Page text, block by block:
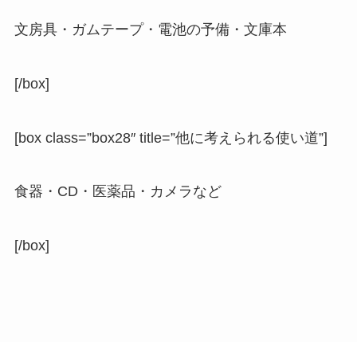
文房具・ガムテープ・電池の予備・文庫本
[/box]
[box class=”box28″ title=”他に考えられる使い道”]
食器・CD・医薬品・カメラなど
[/box]